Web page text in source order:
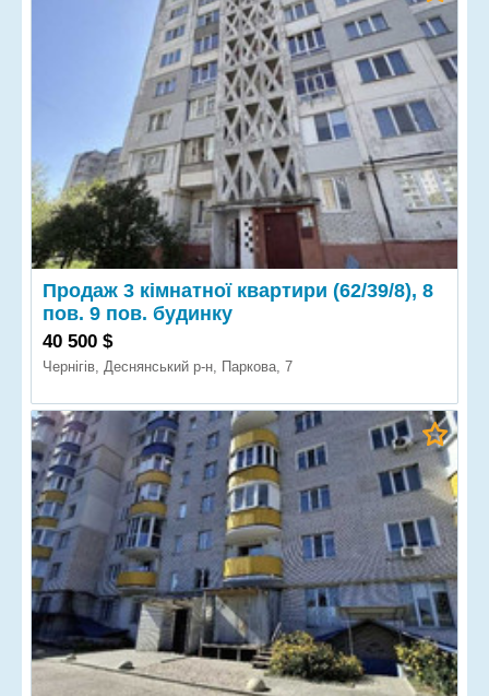
Продаж 3 кімнатної квартири (62/39/8), 8
пов. 9 пов. будинку
40 500 $
Чернігів, Деснянський р-н, Паркова, 7